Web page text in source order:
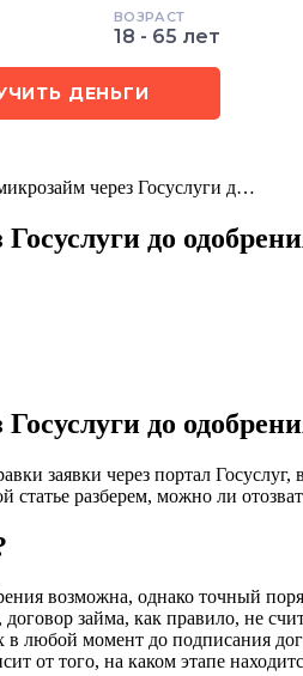
ВОЗРАСТ
18 - 65 лет
ДЕНЬГИ
через Госуслуги д…
до
до
заявки через портал
разберем, можно ли
возможна, однако точный
займа, как правило, не
в любой момент до подписания
от того, на каком этапе